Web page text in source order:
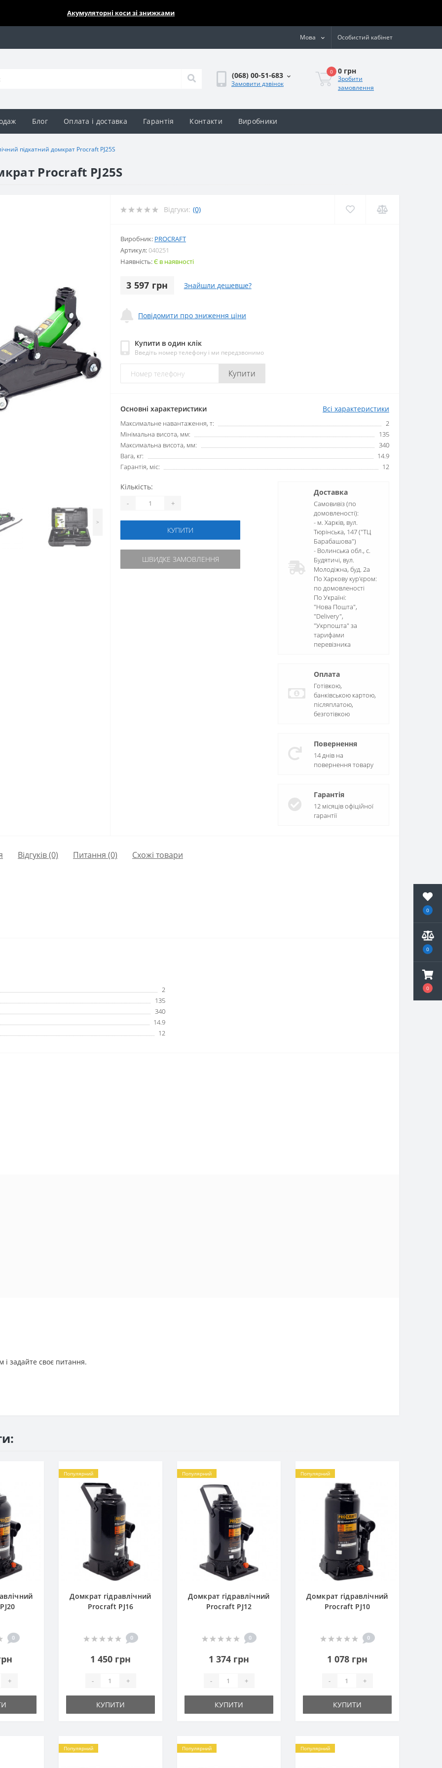
0
0
0
Акумуляторні коси зі знижками
Мова Особистий кабінет
(068) 00-51-683
Замовити дзвінок
0 0 грн
Зробити
замовлення
Блог Оплата і доставка Гарантія Контакти Виробники
підкатний домкрат Procraft PJ25S
Procraft PJ25S
>
Відгуки: (0)
Виробник: PROCRAFT
Артикул:040251
Наявність:Є в наявності
3 597 грн Знайшли дешевше?
Повідомити про зниження ціни
Купити в один клік
Введіть номер телефону і ми передзвонимо
Купити
Основні характеристики Всі характеристики
Максимальне навантаження, т:
2
Мінімальна висота, мм:
135
Максимальна висота, мм:
340
Вага, кг:
14.9
Гарантія, міс:
12
Кількість:
- +
КУПИТИ
ШВИДКЕ ЗАМОВЛЕННЯ
Доставка
Самовивіз (по
домовленості):
- м. Харків, вул.
Тюрінська, 147 ("ТЦ
Барабашова")
- Волинська обл., c.
Будятичі, вул.
Молодіжна, буд. 2а
По Харкову кур'єром:
по домовленості
По Україні:
"Нова Пошта",
"Delivery",
"Укрпошта" за
тарифами
перевізника
Оплата
Готівкою,
банківською картою,
післяплатою,
безготівкою
Повернення
14 днів на
повернення товару
Гарантія
12 місяців офіційної
гарантії
Відгуків (0) Питання (0) Схожі товари
2
135
340
14.9
12
задайте своє питання.
0
+
Популярний
Домкрат гідравлічний
Procraft PJ16
0
1 450 грн
- +
КУПИТИ
Популярний
Домкрат гідравлічний
Procraft PJ12
0
1 374 грн
- +
КУПИТИ
Популярний
Домкрат гідравлічний
Procraft PJ10
0
1 078 грн
- +
КУПИТИ
Популярний Популярний Популярний